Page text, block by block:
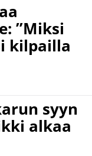
”Miksi
kilpailla
syyn
alkaa